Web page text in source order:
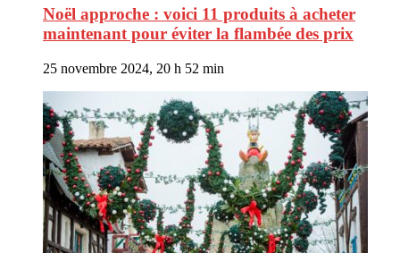
Noël approche : voici 11 produits à acheter
maintenant pour éviter la flambée des prix
25 novembre 2024, 20 h 52 min